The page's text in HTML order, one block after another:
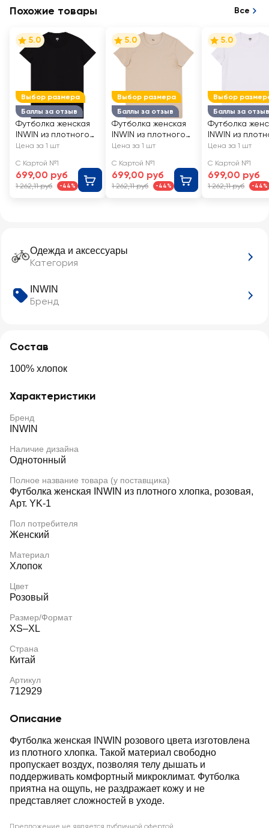
Одежда и аксессуары
Категория
INWIN
Бренд
Состав
100% хлопок
Характеристики
Бренд
INWIN
Наличие дизайна
Однотонный
Полное название товара (у поставщика)
Футболка женская INWIN из плотного хлопка, розовая,
Арт. YK-1
Пол потребителя
Женский
Материал
Хлопок
Цвет
Розовый
Размер/Формат
XS–XL
Страна
Китай
Артикул
712929
Описание
Футболка женская INWIN розового цвета изготовлена
из плотного хлопка. Такой материал свободно
пропускает воздух, позволяя телу дышать и
поддерживать комфортный микроклимат. Футболка
приятна на ощупь, не раздражает кожу и не
представляет сложностей в уходе.
Предложение не является публичной офертой
Похожие товары Все
Выбор размера
Баллы за отзыв
5.0
Футболка женская
INWIN из плотного
хлопка, черная,
Цена за 1 шт
С Картой №1
699,00 руб
1 262,11 руб -44%
Выбор размера
Баллы за отзыв
5.0
Футболка женская
INWIN из плотного
хлопка, бежевая,
Цена за 1 шт
С Картой №1
699,00 руб
1 262,11 руб -44%
Выбор
Баллы за отзыв
5.0
Футболка
INWIN из
хлопка, белая,
Цена за 1 шт
С Картой №1
699,00 руб
1 262,11 руб -44%